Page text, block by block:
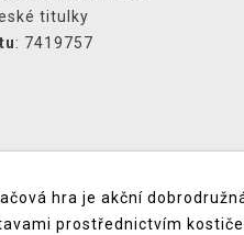
titulky
: 7419757
hra je akční
prostřednictvím